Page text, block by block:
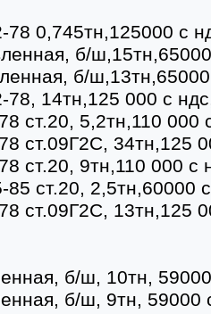
0,745тн,125000 с
б/
б/
14тн,125 000 с
ст.20, 5,2тн,110 000
ст.09Г2С, 34тн,125
ст.20, 9тн,110 000 с
ст.20, 2,5тн,60000
ст.09Г2С, 13тн,125
б/ш, 10тн,
б/ш, 9тн, 59000